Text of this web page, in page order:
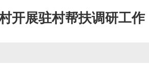
开展驻村帮扶调研工作